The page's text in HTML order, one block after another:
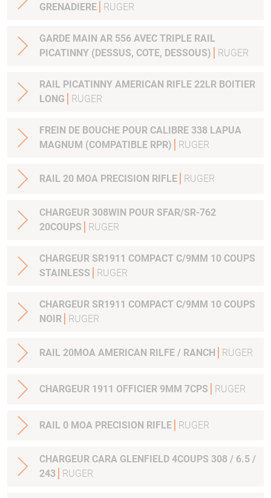
GRENADIERE
RUGER
GARDE MAIN AR 556 AVEC TRIPLE RAIL
PICATINNY (DESSUS, COTE, DESSOUS)
RUGER
RAIL PICATINNY AMERICAN RIFLE 22LR BOITIER
LONG
RUGER
FREIN DE BOUCHE POUR CALIBRE 338 LAPUA
MAGNUM (COMPATIBLE RPR)
RUGER
RAIL 20 MOA PRECISION RIFLE RUGER
CHARGEUR 308WIN POUR SFAR/SR-762
20COUPS
RUGER
CHARGEUR SR1911 COMPACT C/9MM 10 COUPS
STAINLESS
RUGER
CHARGEUR SR1911 COMPACT C/9MM 10 COUPS
NOIR
RUGER
RAIL 20MOA AMERICAN RILFE / RANCH RUGER
CHARGEUR 1911 OFFICIER 9MM 7CPS RUGER
RAIL 0 MOA PRECISION RIFLE RUGER
CHARGEUR CARA GLENFIELD 4COUPS 308 / 6.5 /
243
RUGER